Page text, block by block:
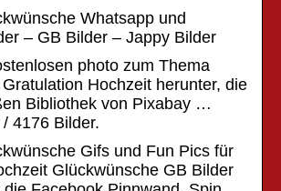
Whatsapp und
– GB Bilder – Jappy Bilder
photo zum Thema
Hochzeit herunter, die
Bibliothek von Pixabay …
4176 Bilder.
Gifs und Fun Pics für
Glückwünsche GB Bilder